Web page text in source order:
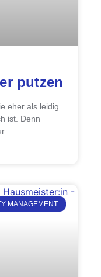
putzen
eher als leidig
ist. Denn
MANAGEMENT